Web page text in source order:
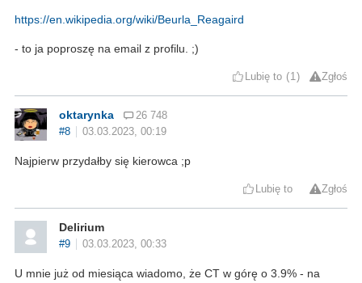
https://en.wikipedia.org/wiki/Beurla_Reagaird
- to ja poproszę na email z profilu. ;)
Lubię to 1 Zgłoś
oktarynka
26 748
#8
03.03.2023, 00:19
Najpierw przydałby się kierowca ;p
Lubię to Zgłoś
Delirium
#9 03.03.2023, 00:33
U mnie już od miesiąca wiadomo, że CT w górę o 3.9% - na